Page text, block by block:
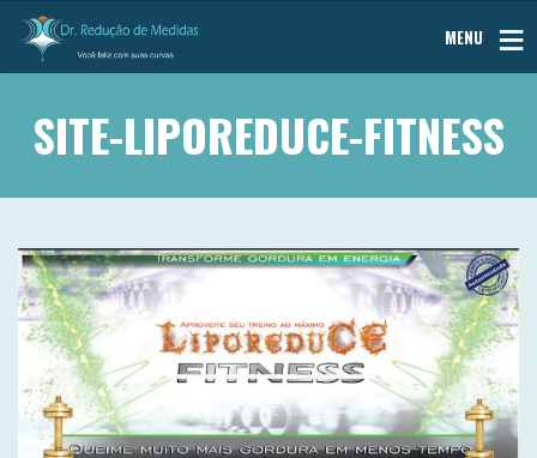
MENU
SITE-LIPOREDUCE-FITNESS